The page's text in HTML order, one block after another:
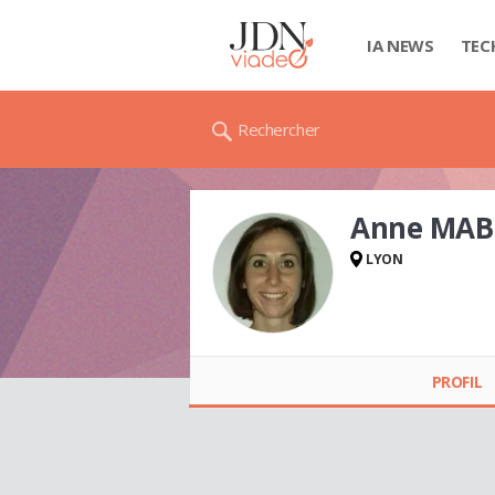
IA NEWS
Rechercher
Anne
LYON
PROFIL